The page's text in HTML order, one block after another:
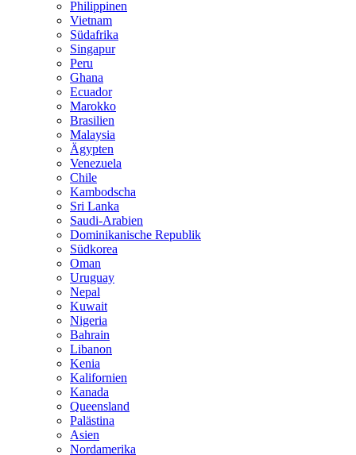
Philippinen
Vietnam
Südafrika
Singapur
Peru
Ghana
Ecuador
Marokko
Brasilien
Malaysia
Ägypten
Venezuela
Chile
Kambodscha
Sri Lanka
Saudi-Arabien
Dominikanische Republik
Südkorea
Oman
Uruguay
Nepal
Kuwait
Nigeria
Bahrain
Libanon
Kenia
Kalifornien
Kanada
Queensland
Palästina
Asien
Nordamerika